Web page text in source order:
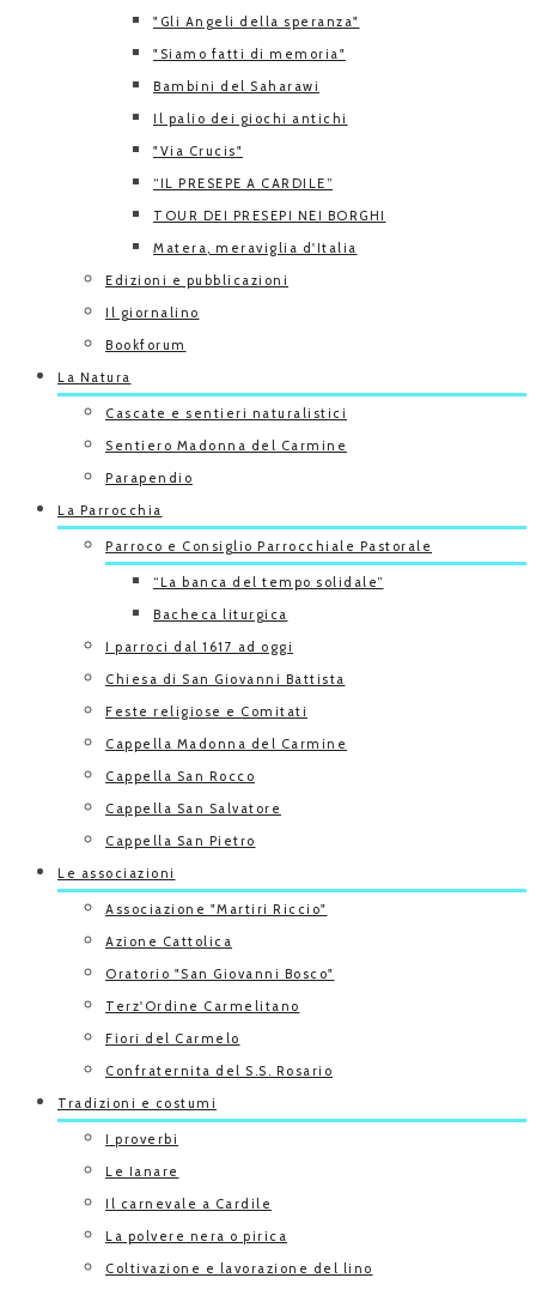
"Gli Angeli della speranza"
"Siamo fatti di memoria"
Bambini del Saharawi
Il palio dei giochi antichi
"Via Crucis"
“IL PRESEPE A CARDILE”
TOUR DEI PRESEPI NEI BORGHI
Matera, meraviglia d'Italia
Edizioni e pubblicazioni
Il giornalino
Bookforum
La Natura
Cascate e sentieri naturalistici
Sentiero Madonna del Carmine
Parapendio
La Parrocchia
Parroco e Consiglio Parrocchiale Pastorale
“La banca del tempo solidale”
Bacheca liturgica
I parroci dal 1617 ad oggi
Chiesa di San Giovanni Battista
Feste religiose e Comitati
Cappella Madonna del Carmine
Cappella San Rocco
Cappella San Salvatore
Cappella San Pietro
Le associazioni
Associazione "Martiri Riccio"
Azione Cattolica
Oratorio "San Giovanni Bosco"
Terz'Ordine Carmelitano
Fiori del Carmelo
Confraternita del S.S. Rosario
Tradizioni e costumi
I proverbi
Le Ianare
Il carnevale a Cardile
La polvere nera o pirica
Coltivazione e lavorazione del lino